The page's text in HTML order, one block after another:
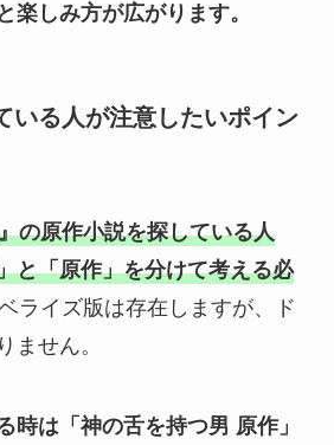
楽しみ方が広がります。
いる人が注意したいポイン
の原作小説を探している人
と「原作」を分けて考える必
ライズ版は存在しますが、ド
ません。
時は「神の舌を持つ男 原作」